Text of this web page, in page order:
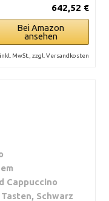
642,52 €
Bei Amazon
ansehen
MwSt., zzgl. Versandkosten
Cappuccino
Schwarz